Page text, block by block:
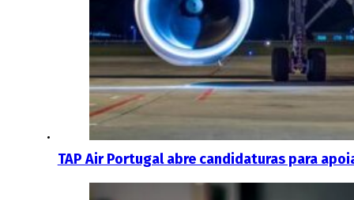
TAP Air Portugal abre candidaturas para